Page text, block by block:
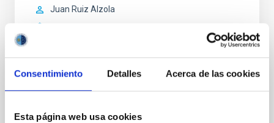
Consentimiento Detalles Acerca de las cookies
Esta página web usa cookies
Juan Ruiz Alzola
En ejecución